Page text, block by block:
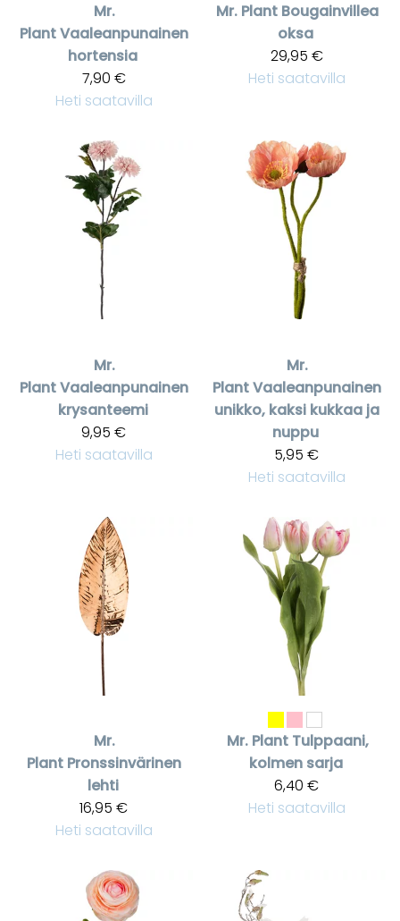
Mr.
PlantVaaleanpunainen
hortensia
7,90 €
Heti saatavilla
Mr. Plant Bougainvillea
oksa
29,95 €
Heti saatavilla
Mr.
PlantVaaleanpunainen
krysanteemi
9,95 €
Heti saatavilla
Mr.
PlantVaaleanpunainen
unikko, kaksi kukkaa ja
nuppu
5,95 €
Heti saatavilla
Mr.
Plant Pronssinvärinen
lehti
16,95 €
Heti saatavilla
Mr. Plant Tulppaani,
kolmen sarja
6,40 €
Heti saatavilla